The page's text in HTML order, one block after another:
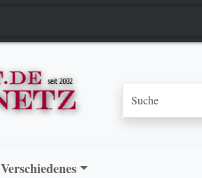
Verschiedenes